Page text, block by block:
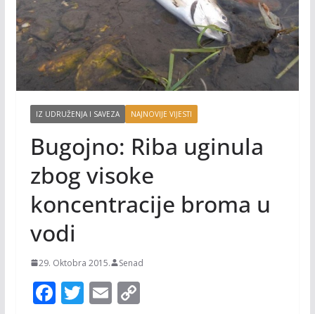
IZ UDRUŽENJA I SAVEZA NAJNOVIJE VIJESTI
Bugojno: Riba uginula
zbog visoke
koncentracije broma u
vodi
29. Oktobra 2015. Senad
F T E C